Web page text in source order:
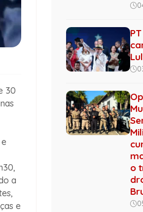
30
a
e
o